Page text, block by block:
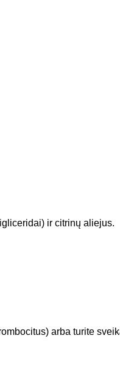
ir citrinų aliejus.
arba turite